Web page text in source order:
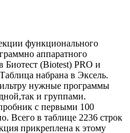
функционального
аппаратного
Биотест (Biotest) PRO и
набрана в Эксель.
нужные программы
и группами.
с первыми 100
Всего в таблице 2236 строк
прикреплена к этому